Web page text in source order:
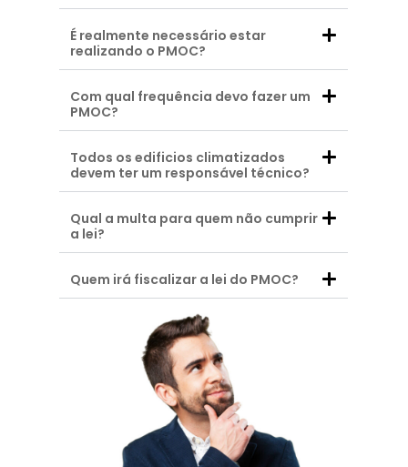
É realmente necessário estar
realizando o PMOC?
Com qual frequência devo fazer um
PMOC?
Todos os edificios climatizados
devem ter um responsável técnico?
Qual a multa para quem não cumprir
a lei?
Quem irá fiscalizar a lei do PMOC?